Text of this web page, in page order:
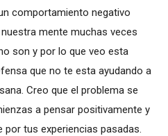
comportamiento negativo
mente muchas veces
son y por lo que veo esta
que no te esta ayudando a
Creo que el problema se
a pensar positivamente y
tus experiencias pasadas.